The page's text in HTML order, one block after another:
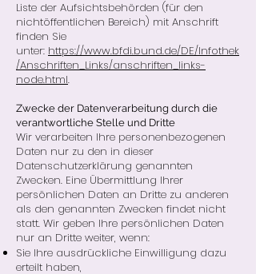
Liste der Aufsichtsbehörden (für den
nichtöffentlichen Bereich) mit Anschrift
finden Sie
unter: https://www.bfdi.bund.de/DE/Infothek
/Anschriften_Links/anschriften_links-
node.html.
Zwecke der Datenverarbeitung durch die
verantwortliche Stelle und Dritte
Wir verarbeiten Ihre personenbezogenen
Daten nur zu den in dieser
Datenschutzerklärung genannten
Zwecken. Eine Übermittlung Ihrer
persönlichen Daten an Dritte zu anderen
als den genannten Zwecken findet nicht
statt. Wir geben Ihre persönlichen Daten
nur an Dritte weiter, wenn:
Sie Ihre ausdrückliche Einwilligung dazu
erteilt haben,